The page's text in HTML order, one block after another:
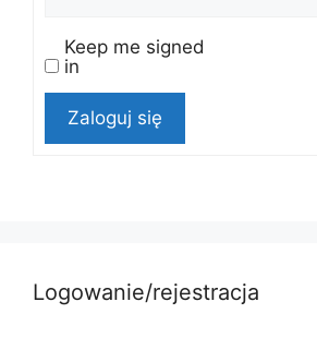
Keep me signed
in
Zaloguj się
Logowanie/rejestracja